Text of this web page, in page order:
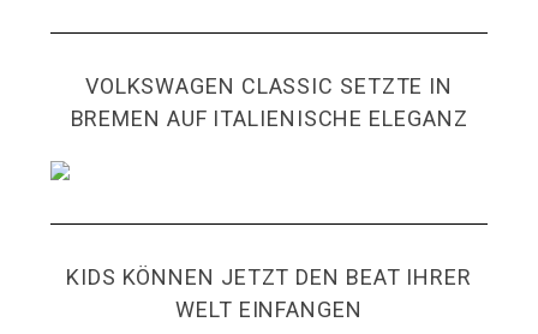
VOLKSWAGEN CLASSIC SETZTE IN
BREMEN AUF ITALIENISCHE ELEGANZ
KIDS KÖNNEN JETZT DEN BEAT IHRER
WELT EINFANGEN